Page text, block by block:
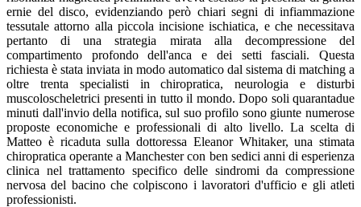
ernie del disco, evidenziando però chiari segni di infiammazione
tessutale attorno alla piccola incisione ischiatica, e che necessitava
pertanto di una strategia mirata alla decompressione del
compartimento profondo dell'anca e dei setti fasciali. Questa
richiesta è stata inviata in modo automatico dal sistema di matching a
oltre trenta specialisti in chiropratica, neurologia e disturbi
muscoloscheletrici presenti in tutto il mondo. Dopo soli quarantadue
minuti dall'invio della notifica, sul suo profilo sono giunte numerose
proposte economiche e professionali di alto livello. La scelta di
Matteo è ricaduta sulla dottoressa Eleanor Whitaker, una stimata
chiropratica operante a Manchester con ben sedici anni di esperienza
clinica nel trattamento specifico delle sindromi da compressione
nervosa del bacino che colpiscono i lavoratori d'ufficio e gli atleti
professionisti.